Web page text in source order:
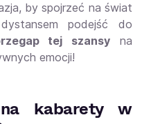
by spojrzeć na świat
podejść do
tej szansy na
emocji!
kabarety w